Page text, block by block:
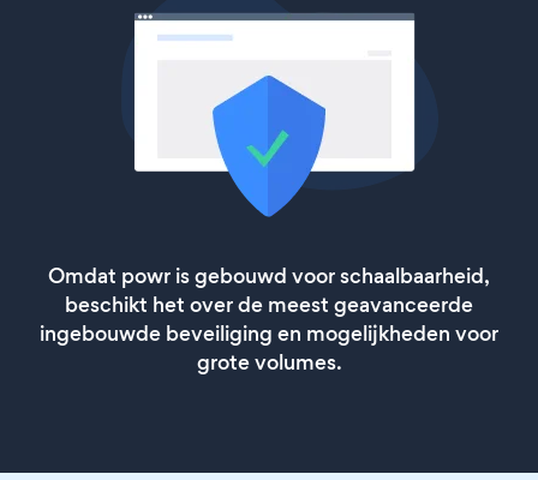
Omdat powr is gebouwd voor schaalbaarheid,
beschikt het over de meest geavanceerde
ingebouwde beveiliging en mogelijkheden voor
grote volumes.